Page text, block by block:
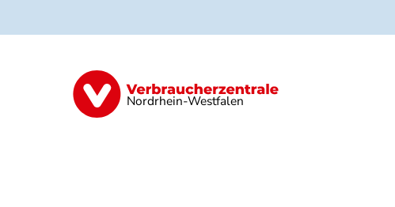
Nordrhein-Westfalen
Aktuelles Bildungsangebote